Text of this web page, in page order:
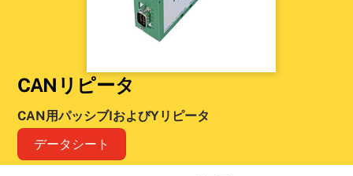
CANリピータ
CAN用パッシブIおよびYリピータ
データシート